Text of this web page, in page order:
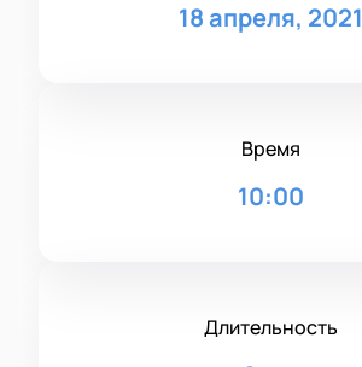
18 апреля, 2021
Время
10:00
Длительность